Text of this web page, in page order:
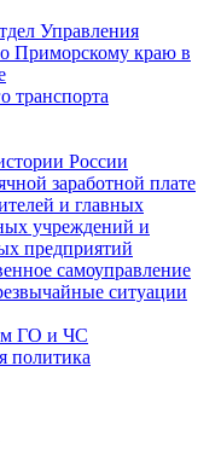
Управления
Приморскому краю в
транспорта
России
заработной плате
и главных
учреждений и
предприятий
самоуправление
ситуации
ГО и ЧС
политика